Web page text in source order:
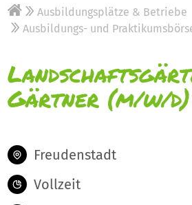
Ausbildungsplätze & Betriebe
Ausbildungs- und
Gärtner (m/w/d)
Freudenstadt
Vollzeit